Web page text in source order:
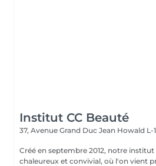
Institut CC Beauté
37, Avenue Grand Duc Jean Howald L-
Créé en septembre 2012, notre
chaleureux et convivial, où l'on vient